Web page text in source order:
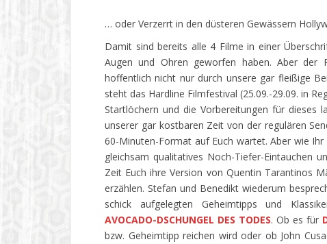
… oder Verzerrt in den düsteren Gewässern
Damit sind bereits alle 4 Filme in einer
Augen und Ohren geworfen haben. Aber der
hoffentlich nicht nur durch unsere gar fleißige
steht das Hardline Filmfestival (25.09.-29.09. in
Startlöchern und die Vorbereitungen für dieses
unserer gar kostbaren Zeit von der regulären
60-Minuten-Format auf Euch wartet. Aber wie
gleichsam qualitatives Noch-Tiefer-Eintauchen
Zeit Euch ihre Version von Quentin Tarantinos
erzählen. Stefan und Benedikt wiederum
schick aufgelegten Geheimtipps und
AVOCADO-DSCHUNGEL DES TODES. Ob es für
bzw. Geheimtipp reichen wird oder ob John